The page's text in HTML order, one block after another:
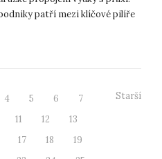
patří mezi klíčové pilíře
4 5 6
7
11 12
13
17 18
19
Starší